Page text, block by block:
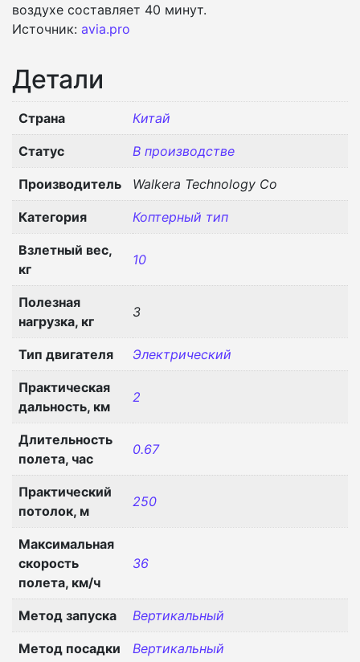
воздухе составляет 40 минут.
Источник: avia.pro
Детали
Страна Китай
Статус В производстве
Производитель Walkera Technology Co
Категория Коптерный тип
Взлетный вес,
кг
10
Полезная
нагрузка, кг
3
Тип двигателя Электрический
Практическая
дальность, км
2
Длительность
полета, час
0.67
Практический
потолок, м
250
Максимальная
скорость
полета, км/ч
36
Метод запуска Вертикальный
Метод посадки Вертикальный